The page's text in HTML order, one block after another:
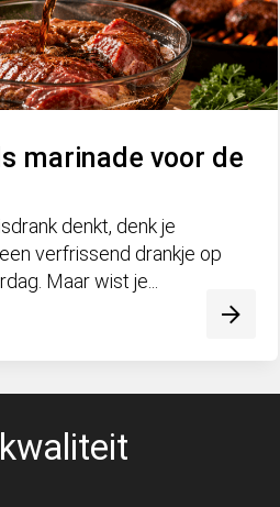
marinade voor de
denkt, denk je
verfrissend drankje op
Maar wist je...